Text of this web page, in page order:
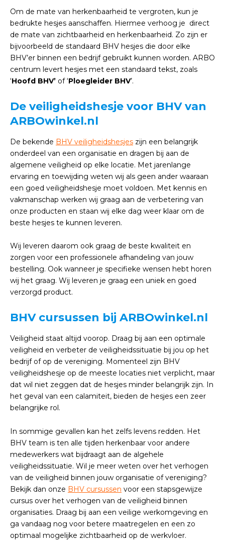
Om de mate van herkenbaarheid te vergroten, kun je
bedrukte hesjes aanschaffen. Hiermee verhoog je direct
de mate van zichtbaarheid en herkenbaarheid. Zo zijn er
bijvoorbeeld de standaard BHV hesjes die door elke
BHV’er binnen een bedrijf gebruikt kunnen worden. ARBO
centrum levert hesjes met een standaard tekst, zoals
‘Hoofd BHV’ of ‘Ploegleider BHV’.
De veiligheidshesje voor BHV van
ARBOwinkel.nl
De bekende BHV veiligheidshesjes zijn een belangrijk
onderdeel van een organisatie en dragen bij aan de
algemene veiligheid op elke locatie. Met jarenlange
ervaring en toewijding weten wij als geen ander waaraan
een goed veiligheidshesje moet voldoen. Met kennis en
vakmanschap werken wij graag aan de verbetering van
onze producten en staan wij elke dag weer klaar om de
beste hesjes te kunnen leveren.
Wij leveren daarom ook graag de beste kwaliteit en
zorgen voor een professionele afhandeling van jouw
bestelling. Ook wanneer je specifieke wensen hebt horen
wij het graag. Wij leveren je graag een uniek en goed
verzorgd product.
BHV cursussen bij ARBOwinkel.nl
Veiligheid staat altijd voorop. Draag bij aan een optimale
veiligheid en verbeter de veiligheidssituatie bij jou op het
bedrijf of op de vereniging. Momenteel zijn BHV
veiligheidshesje op de meeste locaties niet verplicht, maar
dat wil niet zeggen dat de hesjes minder belangrijk zijn. In
het geval van een calamiteit, bieden de hesjes een zeer
belangrijke rol.
In sommige gevallen kan het zelfs levens redden. Het
BHV team is ten alle tijden herkenbaar voor andere
medewerkers wat bijdraagt aan de algehele
veiligheidssituatie. Wil je meer weten over het verhogen
van de veiligheid binnen jouw organisatie of vereniging?
Bekijk dan onze BHV cursussen voor een stapsgewijze
cursus over het verhogen van de veiligheid binnen
organisaties. Draag bij aan een veilige werkomgeving en
ga vandaag nog voor betere maatregelen en een zo
optimaal mogelijke zichtbaarheid op de werkvloer.